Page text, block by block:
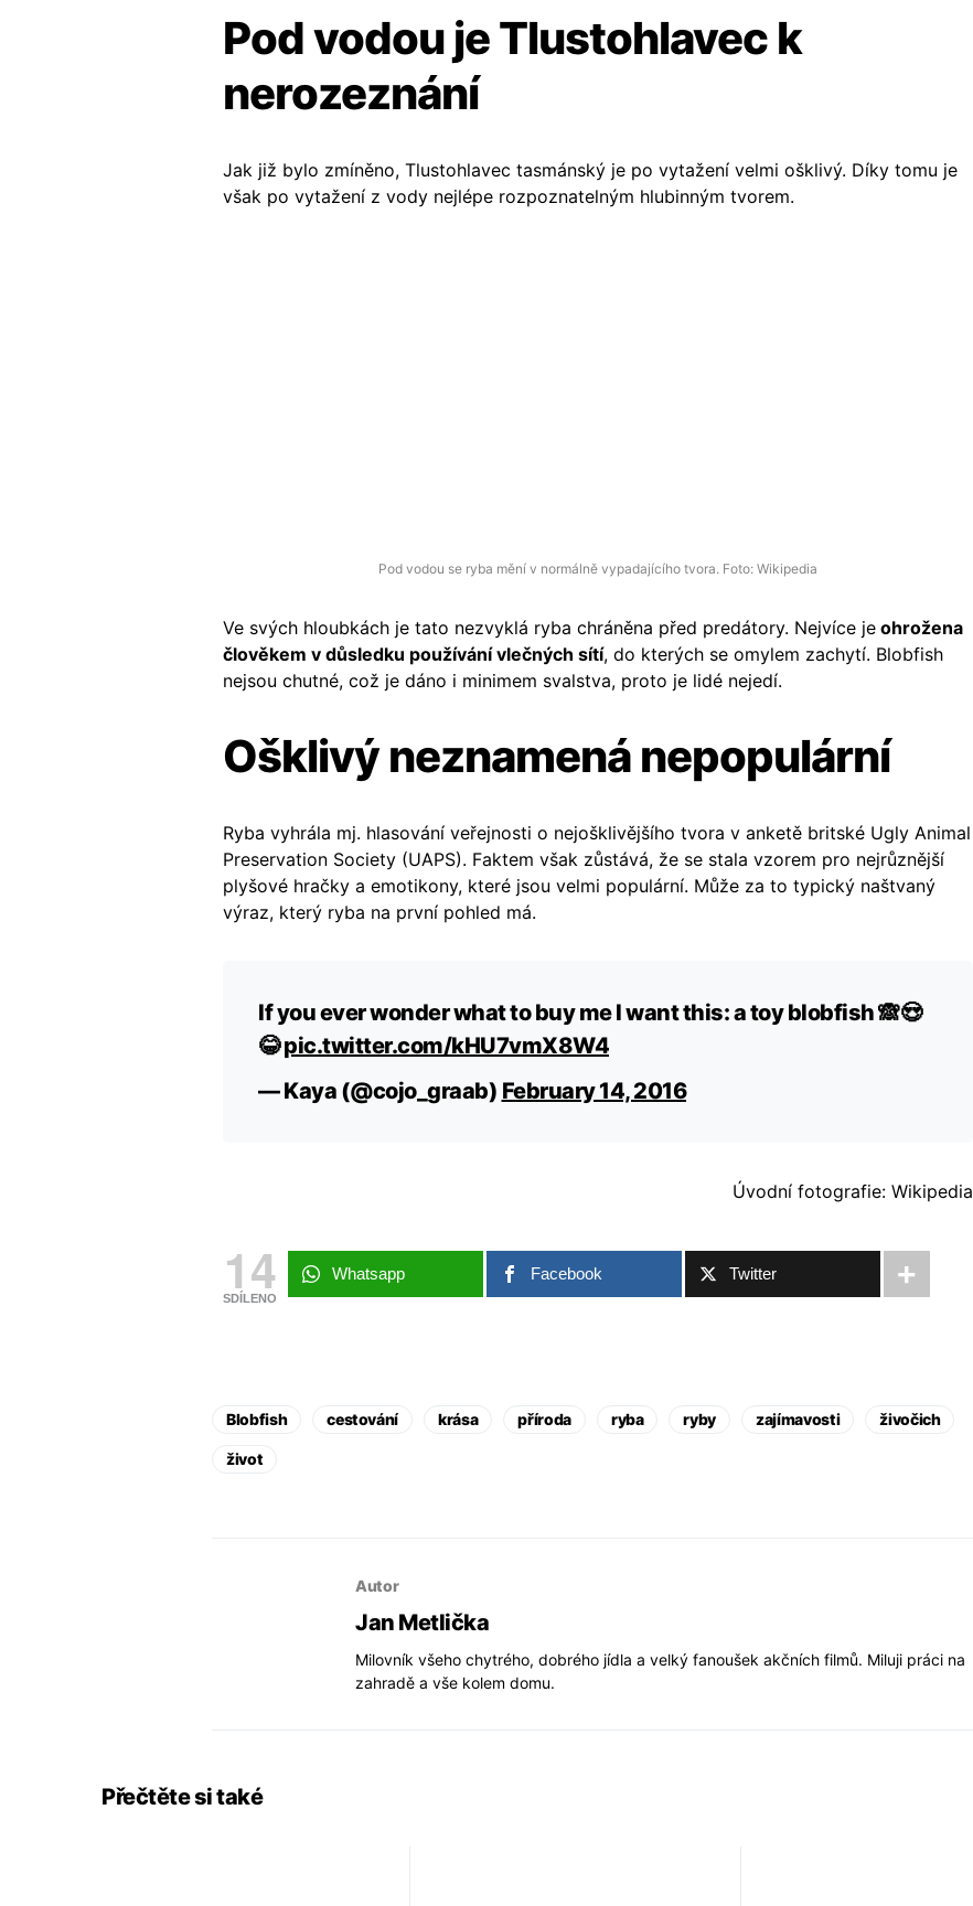
Pod vodou je Tlustohlavec k
nerozeznání
Jak již bylo zmíněno, Tlustohlavec tasmánský je po vytažení velmi ošklivý. Díky tomu je
však po vytažení z vody nejlépe rozpoznatelným hlubinným tvorem.
Pod vodou se ryba mění v normálně vypadajícího tvora. Foto: Wikipedia
Ve svých hloubkách je tato nezvyklá ryba chráněna před predátory. Nejvíce je ohrožena
člověkem v důsledku používání vlečných sítí, do kterých se omylem zachytí. Blobfish
nejsou chutné, což je dáno i minimem svalstva, proto je lidé nejedí.
Ošklivý neznamená nepopulární
Ryba vyhrála mj. hlasování veřejnosti o nejošklivějšího tvora v anketě britské Ugly Animal
Preservation Society (UAPS). Faktem však zůstává, že se stala vzorem pro nejrůznější
plyšové hračky a emotikony, které jsou velmi populární. Může za to typický naštvaný
výraz, který ryba na první pohled má.
If you ever wonder what to buy me I want this: a toy blobfish 🙈😍
😂pic.twitter.com/kHU7vmX8W4
— Kaya (@cojo_graab) February 14, 2016
Úvodní fotografie: Wikipedia
14
SDÍLENO
Whatsapp Facebook Twitter
Blobfish cestování krása příroda ryba ryby zajímavosti živočich
život
Autor
Jan Metlička
Milovník všeho chytrého, dobrého jídla a velký fanoušek akčních filmů. Miluji práci na
zahradě a vše kolem domu.
Přečtěte si také